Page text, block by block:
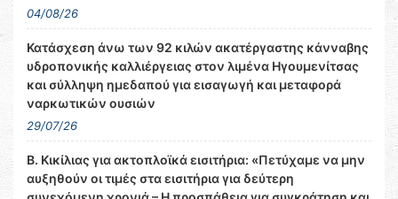
04/08/26
Κατάσχεση άνω των 92 κιλών ακατέργαστης κάνναβης
υδροπονικής καλλιέργειας στον λιμένα Ηγουμενίτσας
και σύλληψη ημεδαπού για εισαγωγή και μεταφορά
ναρκωτικών ουσιών
29/07/26
Β. Κικίλιας για ακτοπλοϊκά εισιτήρια: «Πετύχαμε να μην
αυξηθούν οι τιμές στα εισιτήρια για δεύτερη